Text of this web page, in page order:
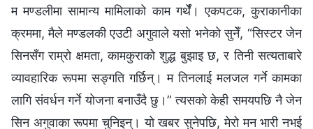
म मण्डलीमा सामान्य मामिलाको काम गर्थेँ। एकपटक, कुराकानीका
क्रममा, मैले मण्डलकी एउटी अगुवाले यसो भनेको सुनेँ, “सिस्टर जेन
सिनसँग राम्रो क्षमता, कामकुराको शुद्ध बुझाइ छ, र तिनी सत्यताबारे
व्यावहारिक रूपमा सङ्गति गर्छिन्। म तिनलाई मलजल गर्ने कामका
लागि संवर्धन गर्ने योजना बनाउँदै छु।” त्यसको केही समयपछि नै जेन
सिन अगुवाका रूपमा चुनिइन्। यो खबर सुनेपछि, मेरो मन भारी नभई